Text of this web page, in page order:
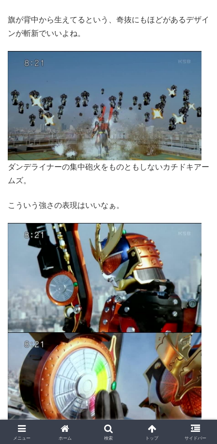
旗が背中から生えてるという、奇抜にもほどがあるデザイ
ンが斬新でいいよね。
ダンデライナーの集中砲火をものともしないカチドキアー
ムズ。
こういう強さの表現はいいなぁ。
メニュー ホーム 検索 トップ サイドバー